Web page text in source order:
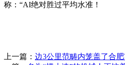
称：“AI绝对胜过平均水准！
上一篇： 边3公里范畴内笼盖了合